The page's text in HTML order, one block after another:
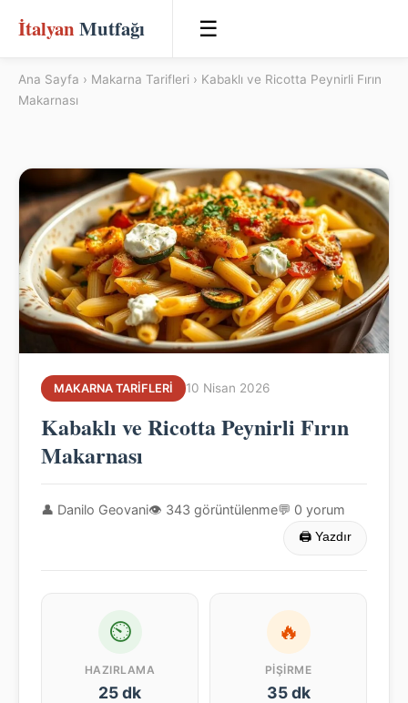
İtalyan Mutfağı ☰
Ana Sayfa › Makarna Tarifleri › Kabaklı ve Ricotta Peynirli Fırın
Makarnası
MAKARNA TARIFLERI 10 Nisan 2026
Kabaklı ve Ricotta Peynirli Fırın
Makarnası
👤 Danilo Geovani👁 343 görüntülenme💬 0 yorum
🖨 Yazdır
⏲
HAZIRLAMA
25 dk
🔥
PIŞIRME
35 dk